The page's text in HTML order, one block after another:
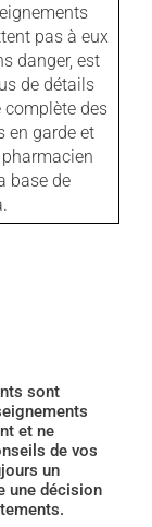
pas à eux
danger, est
de détails
complète des
en garde et
base de
sont
et ne
de vos
un
une décision